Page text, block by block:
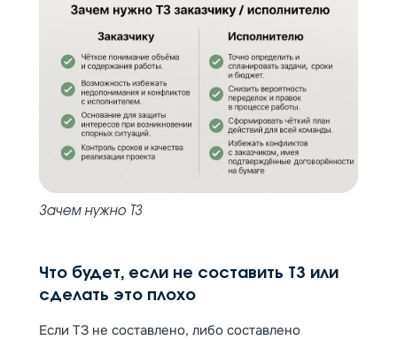
Зачем нужно ТЗ
Что будет, если не составить ТЗ или
сделать это плохо
Если ТЗ не составлено, либо составлено